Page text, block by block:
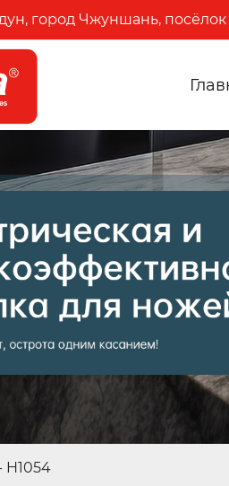
город Чжуншань, посёлок
H1054